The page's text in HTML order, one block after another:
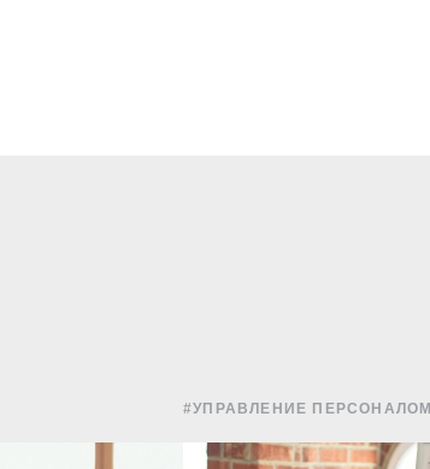
#УПРАВЛЕНИЕ ПЕРСОНАЛОМ